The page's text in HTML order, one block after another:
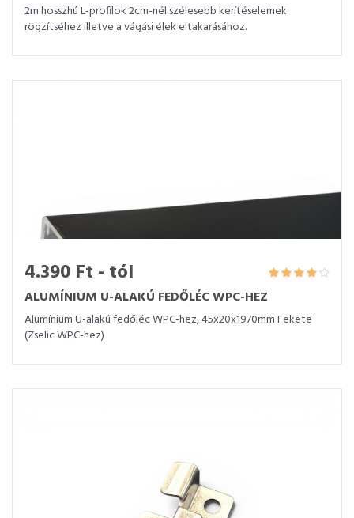
2m hosszhú L-profilok 2cm-nél szélesebb kerítéselemek
rögzítséhez illetve a vágási élek eltakarásához.
4.390 Ft - tól
ALUMÍNIUM U-ALAKÚ FEDŐLÉC WPC-HEZ
Alumínium U-alakú fedőléc WPC-hez, 45x20x1970mm Fekete
(Zselic WPC-hez)